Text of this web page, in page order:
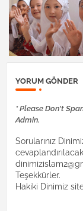
YORUM GÖNDER
* Please Don't
Admin.
Sorularınız
Teşekkürler.
Hakiki Dinimiz